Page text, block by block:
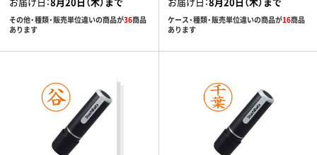
その他・種類・販売単位違いの商品が36商品
あります
ケース・種類・販売単位違いの商品が16商品
あります